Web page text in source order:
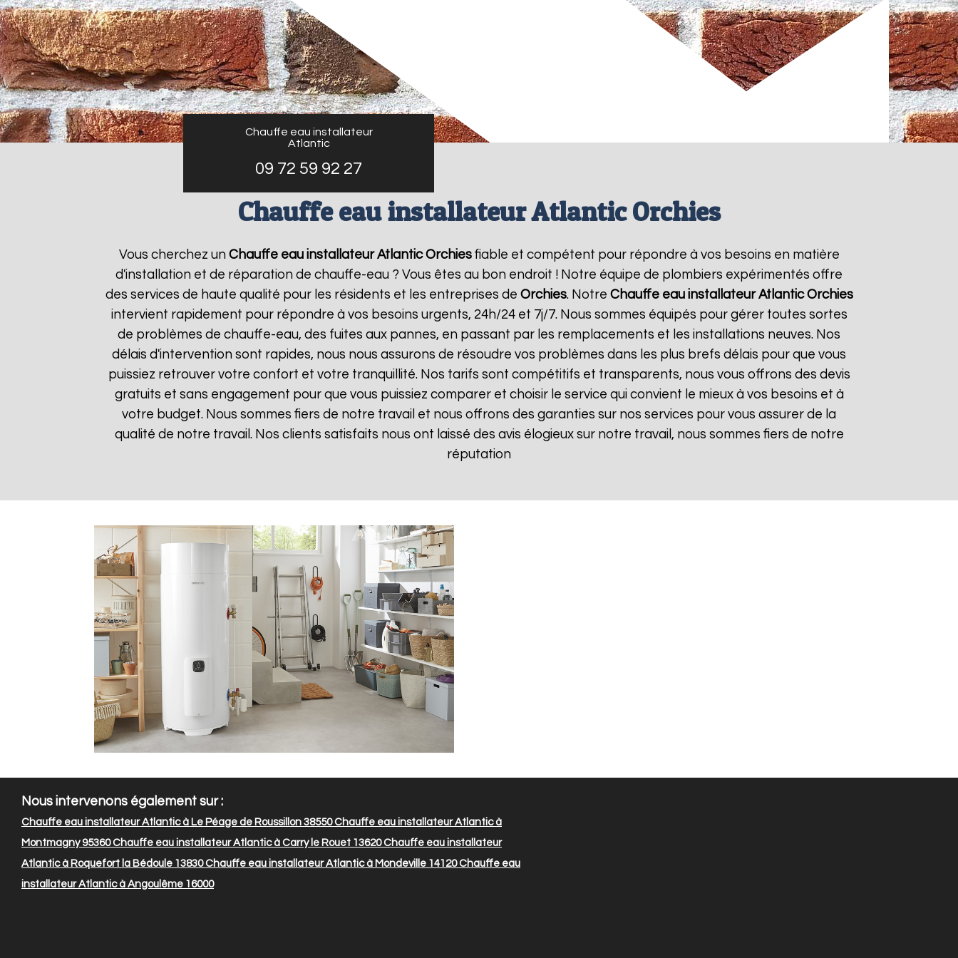
Chauffe eau installateur
Atlantic
09 72 59 92 27
Chauffe eau installateur Atlantic Orchies
Vous cherchez un Chauffe eau installateur Atlantic Orchiesfiable et compétent pour répondre à vos besoins en matière
d'installation et de réparation de chauffe-eau ? Vous êtes au bon endroit ! Notre équipe de plombiers expérimentés offre
des services de haute qualité pour les résidents et les entreprises de Orchies. Notre Chauffe eau installateur Atlantic Orchies
intervient rapidement pour répondre à vos besoins urgents, 24h/24 et 7j/7. Nous sommes équipés pour gérer toutes sortes
de problèmes de chauffe-eau, des fuites aux pannes, en passant par les remplacements et les installations neuves. Nos
délais d'intervention sont rapides, nous nous assurons de résoudre vos problèmes dans les plus brefs délais pour que vous
puissiez retrouver votre confort et votre tranquillité. Nos tarifs sont compétitifs et transparents, nous vous offrons des devis
gratuits et sans engagement pour que vous puissiez comparer et choisir le service qui convient le mieux à vos besoins et à
votre budget. Nous sommes fiers de notre travail et nous offrons des garanties sur nos services pour vous assurer de la
qualité de notre travail. Nos clients satisfaits nous ont laissé des avis élogieux sur notre travail, nous sommes fiers de notre
réputation
Nous intervenons également sur :
Chauffe eau installateur Atlantic à Le Péage de Roussillon 38550Chauffe eau installateur Atlantic à
Montmagny 95360Chauffe eau installateur Atlantic à Carry le Rouet 13620Chauffe eau installateur
Atlantic à Roquefort la Bédoule 13830Chauffe eau installateur Atlantic à Mondeville 14120Chauffe eau
installateur Atlantic à Angoulême 16000